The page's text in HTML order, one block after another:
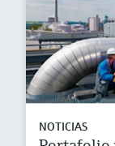
NOTICIAS